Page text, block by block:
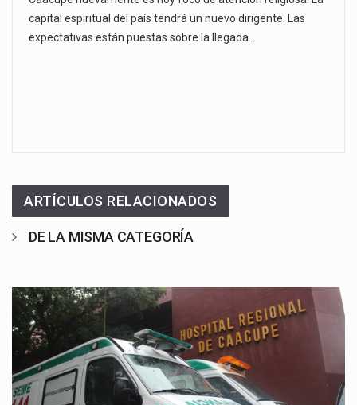
capital espiritual del país tendrá un nuevo dirigente. Las
expectativas están puestas sobre la llegada…
ARTÍCULOS RELACIONADOS
DE LA MISMA CATEGORÍA